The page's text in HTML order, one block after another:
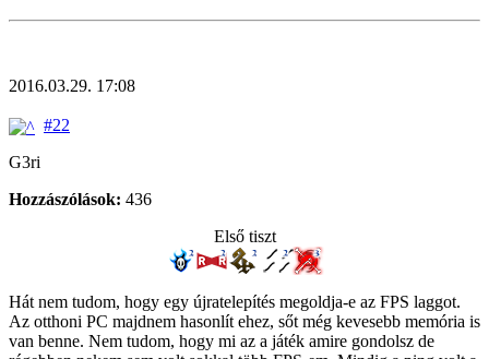
2016.03.29. 17:08
#22
G3ri
Hozzászólások: 436
Első tiszt
Hát nem tudom, hogy egy újratelepítés megoldja-e az FPS laggot.
Az otthoni PC majdnem hasonlít ehez, sőt még kevesebb memória is
van benne. Nem tudom, hogy mi az a játék amire gondolsz de